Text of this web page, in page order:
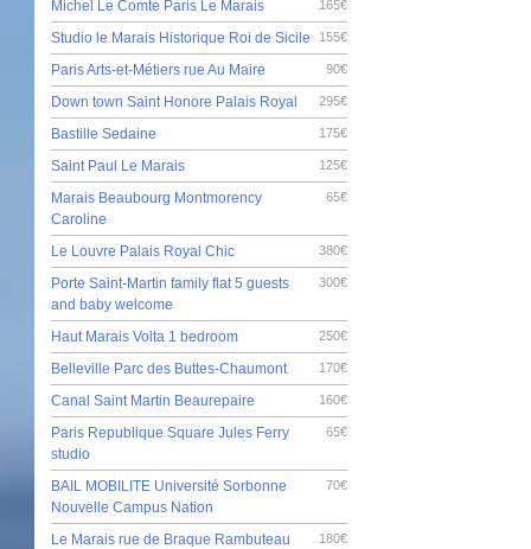
165€
Michel Le Comte Paris Le Marais
155€
Studio le Marais Historique Roi de Sicile
90€
Paris Arts-et-Métiers rue Au Maire
295€
Down town Saint Honore Palais Royal
175€
Bastille Sedaine
125€
Saint Paul Le Marais
65€
Marais Beaubourg Montmorency
Caroline
380€
Le Louvre Palais Royal Chic
300€
Porte Saint-Martin family flat 5 guests
and baby welcome
250€
Haut Marais Volta 1 bedroom
170€
Belleville Parc des Buttes-Chaumont
160€
Canal Saint Martin Beaurepaire
65€
Paris Republique Square Jules Ferry
studio
70€
BAIL MOBILITE Université Sorbonne
Nouvelle Campus Nation
180€
Le Marais rue de Braque Rambuteau